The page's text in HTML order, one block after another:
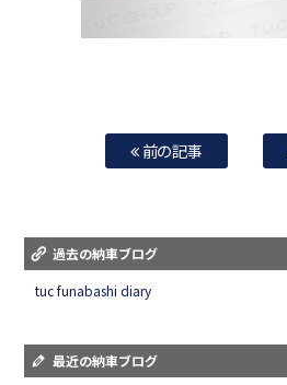
前の記事
過去の納車ブログ
tuc funabashi diary
最近の納車ブログ